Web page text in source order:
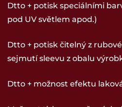
Dtto + potisk speciálními
pod UV světlem apod.)
Dtto + potisk čitelný z
sejmutí sleevu z obalu
Dtto + možnost efektu